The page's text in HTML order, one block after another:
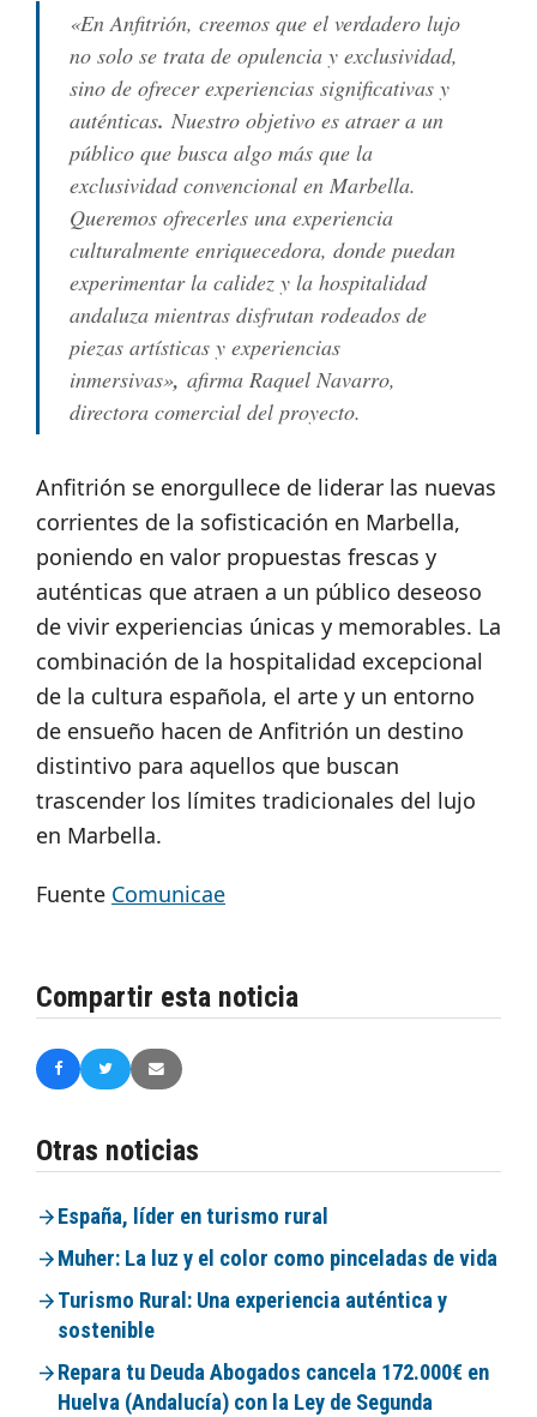
«En Anfitrión, creemos que el verdadero lujo
no solo se trata de opulencia y exclusividad,
sino de ofrecer experiencias significativas y
auténticas. Nuestro objetivo es atraer a un
público que busca algo más que la
exclusividad convencional en Marbella.
Queremos ofrecerles una experiencia
culturalmente enriquecedora, donde puedan
experimentar la calidez y la hospitalidad
andaluza mientras disfrutan rodeados de
piezas artísticas y experiencias
inmersivas», afirma Raquel Navarro,
directora comercial del proyecto.
Anfitrión se enorgullece de liderar las nuevas
corrientes de la sofisticación en Marbella,
poniendo en valor propuestas frescas y
auténticas que atraen a un público deseoso
de vivir experiencias únicas y memorables. La
combinación de la hospitalidad excepcional
de la cultura española, el arte y un entorno
de ensueño hacen de Anfitrión un destino
distintivo para aquellos que buscan
trascender los límites tradicionales del lujo
en Marbella.
Fuente Comunicae
Compartir esta noticia
Otras noticias
España, líder en turismo rural
Muher: La luz y el color como pinceladas de vida
Turismo Rural: Una experiencia auténtica y
sostenible
Repara tu Deuda Abogados cancela 172.000€ en
Huelva (Andalucía) con la Ley de Segunda